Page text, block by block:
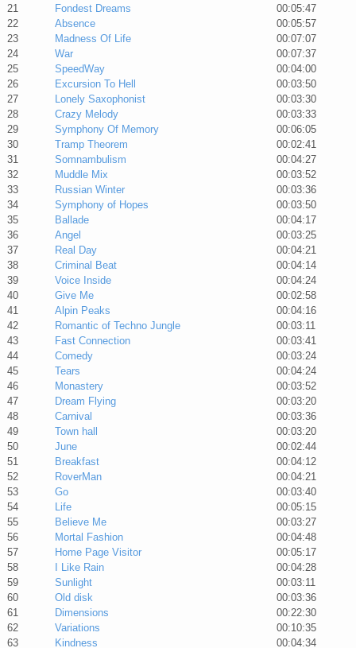
21
Fondest Dreams
00:05:47
22
Absence
00:05:57
23
Madness Of Life
00:07:07
24
War
00:07:37
25
SpeedWay
00:04:00
26
Excursion To Hell
00:03:50
27
Lonely Saxophonist
00:03:30
28
Crazy Melody
00:03:33
29
Symphony Of Memory
00:06:05
30
Tramp Theorem
00:02:41
31
Somnambulism
00:04:27
32
Muddle Mix
00:03:52
33
Russian Winter
00:03:36
34
Symphony of Hopes
00:03:50
35
Ballade
00:04:17
36
Angel
00:03:25
37
Real Day
00:04:21
38
Criminal Beat
00:04:14
39
Voice Inside
00:04:24
40
Give Me
00:02:58
41
Alpin Peaks
00:04:16
42
Romantic of Techno Jungle
00:03:11
43
Fast Connection
00:03:41
44
Comedy
00:03:24
45
Tears
00:04:24
46
Monastery
00:03:52
47
Dream Flying
00:03:20
48
Carnival
00:03:36
49
Town hall
00:03:20
50
June
00:02:44
51
Breakfast
00:04:12
52
RoverMan
00:04:21
53
Go
00:03:40
54
Life
00:05:15
55
Believe Me
00:03:27
56
Mortal Fashion
00:04:48
57
Home Page Visitor
00:05:17
58
I Like Rain
00:04:28
59
Sunlight
00:03:11
60
Old disk
00:03:36
61
Dimensions
00:22:30
62
Variations
00:10:35
63
Kindness
00:04:34